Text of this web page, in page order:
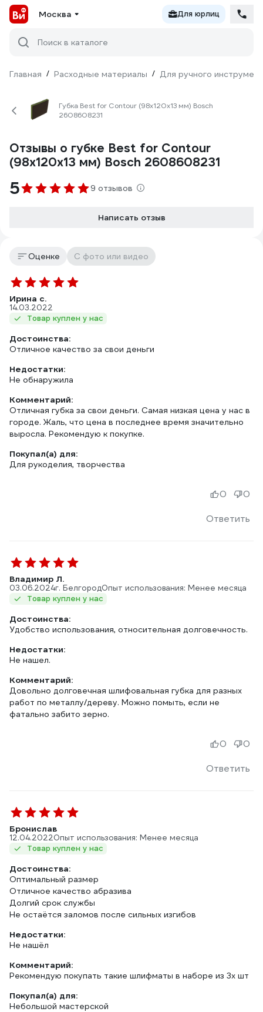
Москва Для юрлиц
Поиск в каталоге
Главная / Расходные материалы / Для ручного
Губка Best for Contour (98х120х13 мм) Bosch
2608608231
Отзывы о губке Best for Contour
(98х120х13 мм) Bosch 2608608231
5 9 отзывов
Написать отзыв
Оценке С фото или видео
Ирина с.
14.03.2022
Товар куплен у нас
Достоинства:
Отличное качество за свои деньги
Недостатки:
Не обнаружила
Комментарий:
Отличная губка за свои деньги. Самая низкая цена у нас в
городе. Жаль, что цена в последнее время значительно
выросла. Рекомендую к покупке.
Покупал(а) для:
Для рукоделия, творчества
Ответить
0 0
Владимир Л.
03.06.2024г. БелгородОпыт использования: Менее месяца
Товар куплен у нас
Достоинства:
Удобство использования, относительная долговечность.
Недостатки:
Не нашел.
Комментарий:
Довольно долговечная шлифовальная губка для разных
работ по металлу/дереву. Можно помыть, если не
фатально забито зерно.
Ответить
0 0
Бронислав
12.04.2022Опыт использования: Менее месяца
Товар куплен у нас
Достоинства:
Оптимальный размер
Отличное качество абразива
Долгий срок службы
Не остаётся заломов после сильных изгибов
Недостатки:
Не нашёл
Комментарий:
Рекомендую покупать такие шлифматы в наборе из 3х шт
Покупал(а) для:
Небольшой мастерской